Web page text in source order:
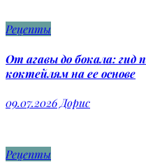
Рецепты
От агавы до бокала: гид
коктейлям на ее основе
09.07.2026 Дорис
Рецепты